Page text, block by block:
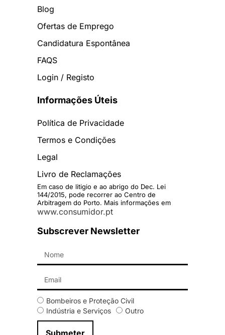
Blog
Ofertas de Emprego
Candidatura Espontânea
FAQS
Login / Registo
Informações Úteis
Política de Privacidade
Termos e Condições
Legal
Livro de Reclamações
Em caso de litigio e ao abrigo do Dec. Lei
144/2015, pode recorrer ao Centro de
Arbitragem do Porto. Mais informações em
www.consumidor.pt
Subscrever Newsletter
Bombeiros e Proteção Civil
Indústria e Serviços
Outro